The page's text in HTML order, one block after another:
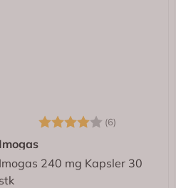
Karakter: (6)
Imogas
Imogas 240 mg Kapsler 30
stk